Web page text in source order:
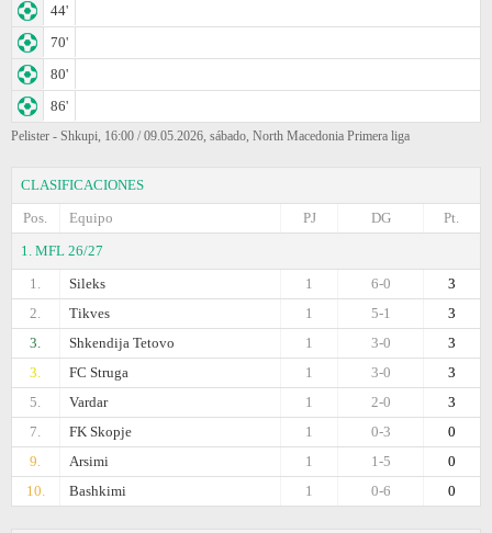
44'
70'
80'
86'
Pelister - Shkupi, 16:00 / 09.05.2026, sábado, North Macedonia Primera liga
CLASIFICACIONES
Pos.
Equipo Pt.
DG
PJ
1. MFL 26/27
1.
Sileks 3
6-0
1
2.
Tikves 3
5-1
1
3.
Shkendija Tetovo 3
3-0
1
3.
FC Struga 3
3-0
1
5.
Vardar 3
2-0
1
7.
FK Skopje 0
0-3
1
9.
Arsimi 0
1-5
1
10.
Bashkimi 0
0-6
1